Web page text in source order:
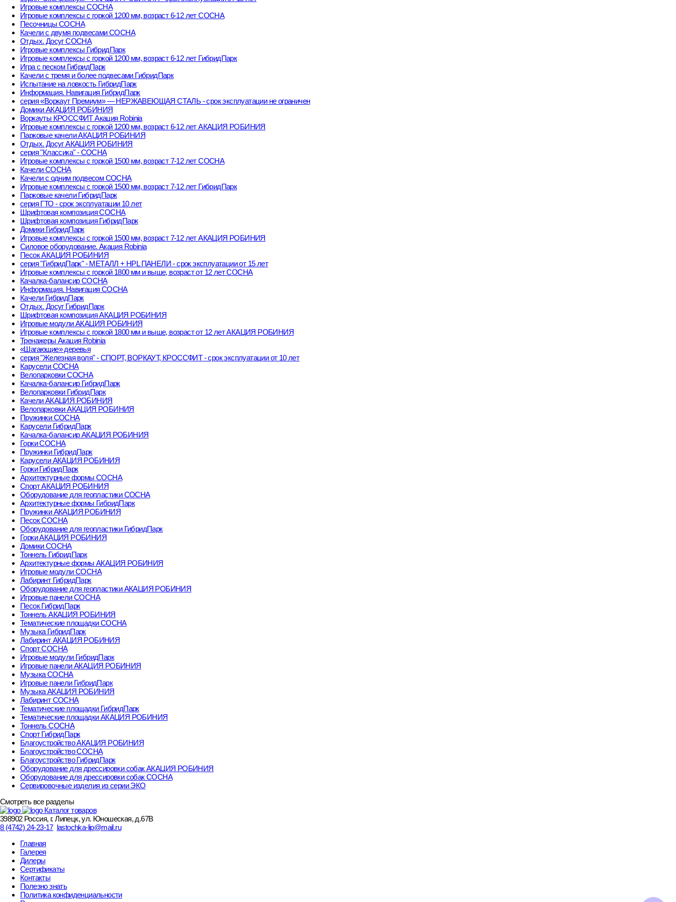
Игровые комплексы СОСНА
Игровые комплексы с горкой 1200 мм, возраст 6-12 лет СОСНА
Песочницы СОСНА
Качели с двумя подвесами СОСНА
Отдых. Досуг СОСНА
Игровые комплексы ГибридПарк
Игровые комплексы с горкой 1200 мм, возраст 6-12 лет ГибридПарк
Игра с песком ГибридПарк
Качели с тремя и более подвесами ГибридПарк
Испытание на ловкость ГибридПарк
Информация. Навигация ГибридПарк
серия «Воркаут Премиум» — НЕРЖАВЕЮЩАЯ СТАЛЬ - срок эксплуатации не ограничен
Домики АКАЦИЯ РОБИНИЯ
Воркауты КРОССФИТ Акация Robinia
Игровые комплексы с горкой 1200 мм, возраст 6-12 лет АКАЦИЯ РОБИНИЯ
Парковые качели АКАЦИЯ РОБИНИЯ
Отдых. Досуг АКАЦИЯ РОБИНИЯ
серия "Классика" - СОСНА
Игровые комплексы с горкой 1500 мм, возраст 7-12 лет СОСНА
Качели СОСНА
Качели с одним подвесом СОСНА
Игровые комплексы с горкой 1500 мм, возраст 7-12 лет ГибридПарк
Парковые качели ГибридПарк
серия ГТО - срок эксплуатации 10 лет
Шрифтовая композиция СОСНА
Шрифтовая композиция ГибридПарк
Домики ГибридПарк
Игровые комплексы с горкой 1500 мм, возраст 7-12 лет АКАЦИЯ РОБИНИЯ
Силовое оборудование. Акация Robinia
Песок АКАЦИЯ РОБИНИЯ
серия "ГибридПарк" - МЕТАЛЛ + HPL ПАНЕЛИ - срок эксплуатации от 15 лет
Игровые комплексы с горкой 1800 мм и выше, возраст от 12 лет СОСНА
Качалка-балансир СОСНА
Информация. Навигация СОСНА
Качели ГибридПарк
Отдых. Досуг ГибридПарк
Шрифтовая композиция АКАЦИЯ РОБИНИЯ
Игровые модули АКАЦИЯ РОБИНИЯ
Игровые комплексы с горкой 1800 мм и выше, возраст от 12 лет АКАЦИЯ РОБИНИЯ
Тренажеры Акация Robinia
«Шагающие» деревья
серия "Железная воля" - СПОРТ, ВОРКАУТ, КРОССФИТ - срок эксплуатации от 10 лет
Карусели СОСНА
Велопарковки СОСНА
Качалка-балансир ГибридПарк
Велопарковки ГибридПарк
Качели АКАЦИЯ РОБИНИЯ
Велопарковки АКАЦИЯ РОБИНИЯ
Пружинки СОСНА
Карусели ГибридПарк
Качалка-балансир АКАЦИЯ РОБИНИЯ
Горки СОСНА
Пружинки ГибридПарк
Карусели АКАЦИЯ РОБИНИЯ
Горки ГибридПарк
Архитектурные формы СОСНА
Спорт АКАЦИЯ РОБИНИЯ
Оборудование для геопластики СОСНА
Архитектурные формы ГибридПарк
Пружинки АКАЦИЯ РОБИНИЯ
Песок СОСНА
Оборудование для геопластики ГибридПарк
Горки АКАЦИЯ РОБИНИЯ
Домики СОСНА
Тоннель ГибридПарк
Архитектурные формы АКАЦИЯ РОБИНИЯ
Игровые модули СОСНА
Лабиринт ГибридПарк
Оборудование для геопластики АКАЦИЯ РОБИНИЯ
Игровые панели СОСНА
Песок ГибридПарк
Тоннель АКАЦИЯ РОБИНИЯ
Тематические площадки СОСНА
Музыка ГибридПарк
Лабиринт АКАЦИЯ РОБИНИЯ
Спорт СОСНА
Игровые модули ГибридПарк
Игровые панели АКАЦИЯ РОБИНИЯ
Музыка СОСНА
Игровые панели ГибридПарк
Музыка АКАЦИЯ РОБИНИЯ
Лабиринт СОСНА
Тематические площадки ГибридПарк
Тематические площадки АКАЦИЯ РОБИНИЯ
Тоннель СОСНА
Спорт ГибридПарк
Благоустройство АКАЦИЯ РОБИНИЯ
Благоустройство СОСНА
Благоустройство ГибридПарк
Оборудование для дрессировки собак АКАЦИЯ РОБИНИЯ
Оборудование для дрессировки собак СОСНА
Сервировочные изделия из серии ЭКО
Смотреть все разделы
Каталог товаров
398902 Россия, г. Липецк, ул. Юношеская, д.67В
8 (4742) 24-23-17 lastochka-lip@mail.ru
Главная
Галерея
Дилеры
Сертификаты
Контакты
Полезно знать
Политика конфиденциальности